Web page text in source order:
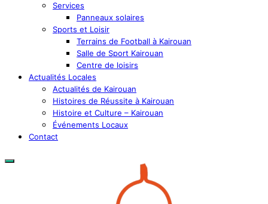
Services
Panneaux solaires
Sports et Loisir
Terrains de Football à Kairouan
Salle de Sport Kairouan
Centre de loisirs
Actualités Locales
Actualités de Kairouan
Histoires de Réussite à Kairouan
Histoire et Culture – Kairouan
Événements Locaux
Contact